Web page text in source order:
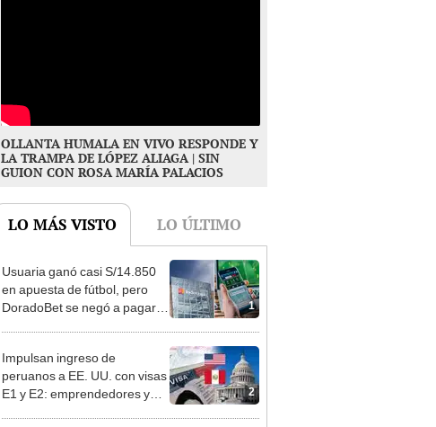
OLLANTA HUMALA EN VIVO RESPONDE Y
LA TRAMPA DE LÓPEZ ALIAGA | SIN
GUION CON ROSA MARÍA PALACIOS
LO MÁS VISTO LO ÚLTIMO
1
Usuaria ganó casi S/14.850
en apuesta de fútbol, pero
DoradoBet se negó a pagar:
2
Impulsan ingreso de
peruanos a EE. UU. con visas
E1 y E2: emprendedores y